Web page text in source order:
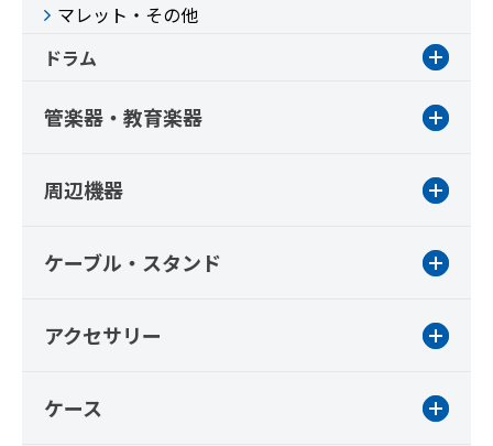
マレット・その他
ドラム
管楽器・教育楽器
周辺機器
ケーブル・スタンド
アクセサリー
ケース